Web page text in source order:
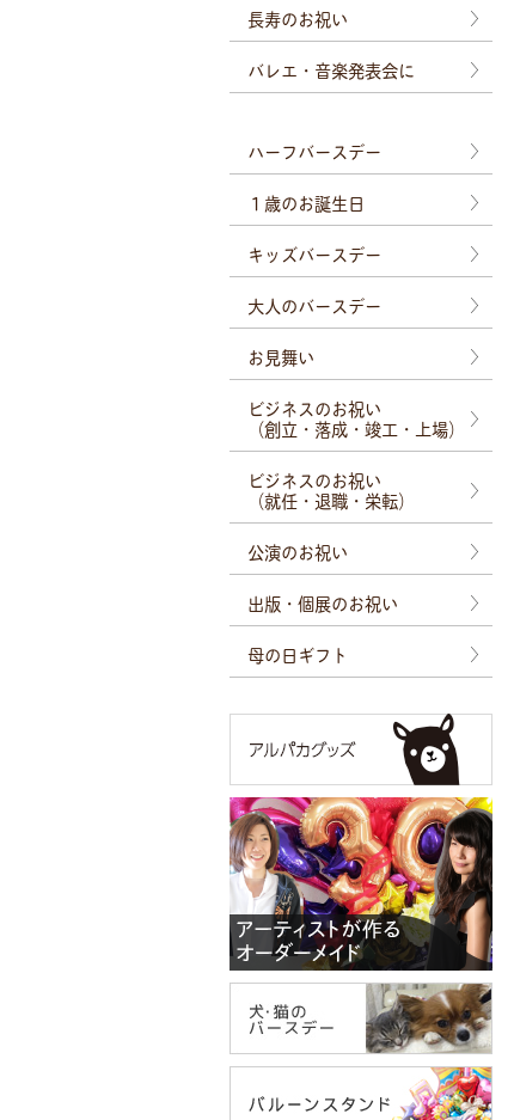
長寿のお祝い
バレエ・音楽発表会に
ハーフバースデー
１歳のお誕生日
キッズバースデー
大人のバースデー
お見舞い
ビジネスのお祝い
（創立・落成・竣工・上場）
ビジネスのお祝い
（就任・退職・栄転）
公演のお祝い
出版・個展のお祝い
母の日ギフト